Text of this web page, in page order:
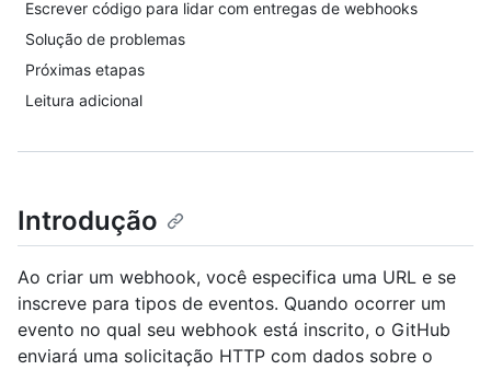
Escrever código para lidar com entregas de webhooks
Solução de problemas
Próximas etapas
Leitura adicional
Introdução
Ao criar um webhook, você especifica uma URL e se
inscreve para tipos de eventos. Quando ocorrer um
evento no qual seu webhook está inscrito, o GitHub
enviará uma solicitação HTTP com dados sobre o